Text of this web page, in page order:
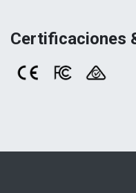
Certificaciones